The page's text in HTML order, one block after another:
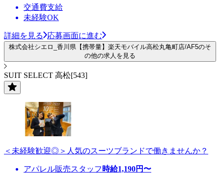
交通費支給
未経験OK
詳細を見る 応募画面に進む
株式会社シエロ_香川県【携帯量】楽天モバイル高松丸亀町店/AF5のそ
の他の求人を見る
SUIT SELECT 高松[543]
＜未経験歓迎◎＞人気のスーツブランドで働きませんか？
アパレル販売スタッフ 時給1,190円〜